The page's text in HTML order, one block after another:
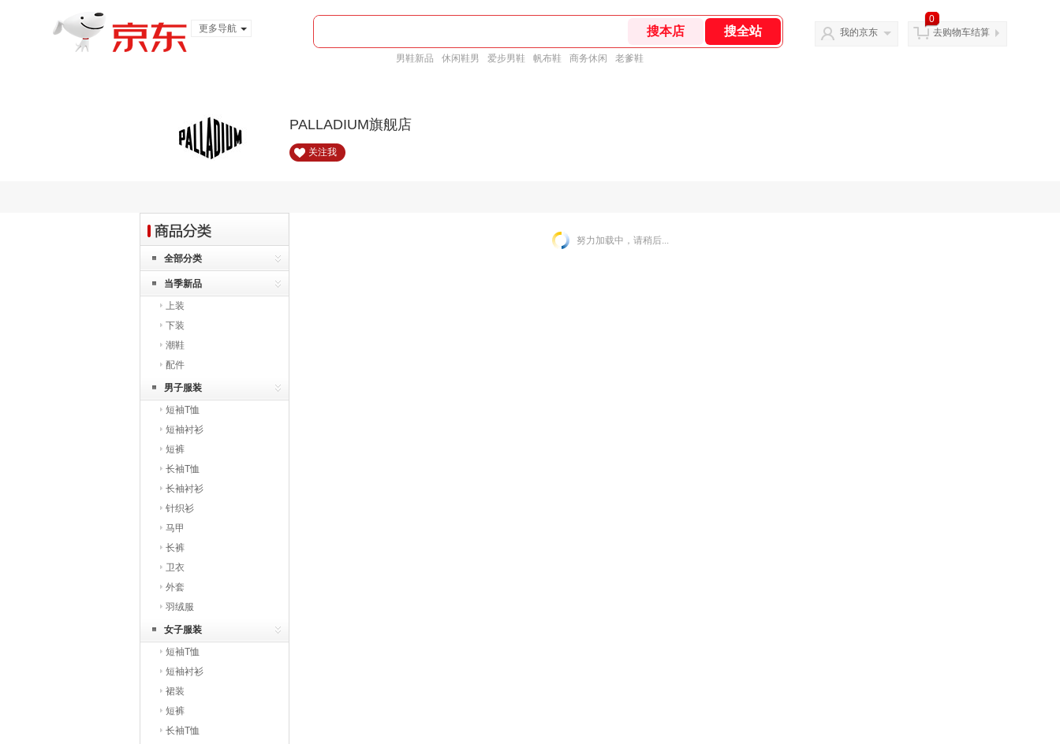
更多导航
男鞋新品 休闲鞋男 爱步男鞋 帆布鞋 商务休闲 老爹鞋
我的京东
0
去购物车结算
PALLADIUM旗舰店
关注我
全部分类
当季新品
上装
下装
潮鞋
配件
男子服装
短袖T恤
短袖衬衫
短裤
长袖T恤
长袖衬衫
针织衫
马甲
长裤
卫衣
外套
羽绒服
女子服装
短袖T恤
短袖衬衫
裙装
短裤
长袖T恤
努力加载中，请稍后...